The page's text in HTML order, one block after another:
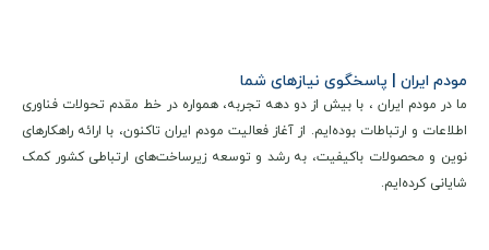
مودم ایران | پاسخگوی نیازهای شما
ما در مودم ایران ، با بیش از دو دهه تجربه، همواره در خط مقدم تحولات فناوری
اطلاعات و ارتباطات بوده‌ایم. از آغاز فعالیت مودم ایران تاکنون، با ارائه راهکارهای
نوین و محصولات باکیفیت، به رشد و توسعه زیرساخت‌های ارتباطی کشور کمک
شایانی کرده‌ایم.